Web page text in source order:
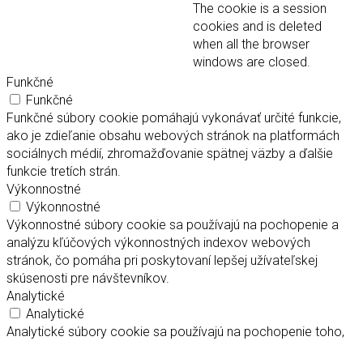
The cookie is a session
cookies and is deleted
when all the browser
windows are closed.
Funkčné
Funkčné
Funkčné súbory cookie pomáhajú vykonávať určité funkcie,
ako je zdieľanie obsahu webových stránok na platformách
sociálnych médií, zhromažďovanie spätnej väzby a ďalšie
funkcie tretích strán.
Výkonnostné
Výkonnostné
Výkonnostné súbory cookie sa používajú na pochopenie a
analýzu kľúčových výkonnostných indexov webových
stránok, čo pomáha pri poskytovaní lepšej užívateľskej
skúsenosti pre návštevníkov.
Analytické
Analytické
Analytické súbory cookie sa používajú na pochopenie toho,